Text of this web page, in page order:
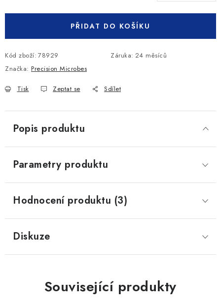
PŘIDAT DO KOŠÍKU
Kód zboží: 78929 Záruka: 24 měsíců
Značka: Precision Microbes
Tisk Zeptat se Sdílet
Popis produktu
Parametry produktu
Hodnocení produktu (3)
Diskuze
Související produkty